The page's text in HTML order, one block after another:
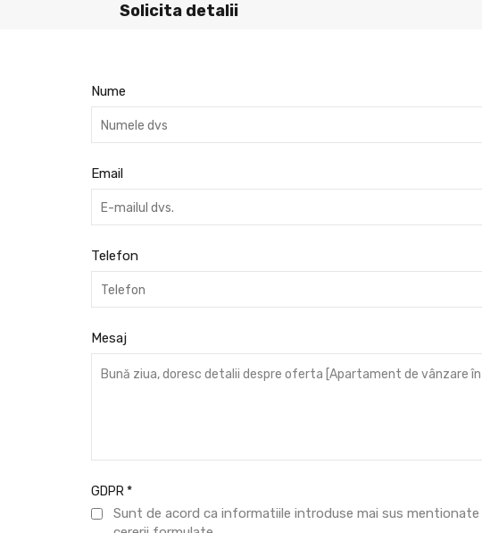
Solicita detalii
Nume
Email
Telefon
Mesaj
GDPR*
Sunt de acord ca informatiile introduse mai sus